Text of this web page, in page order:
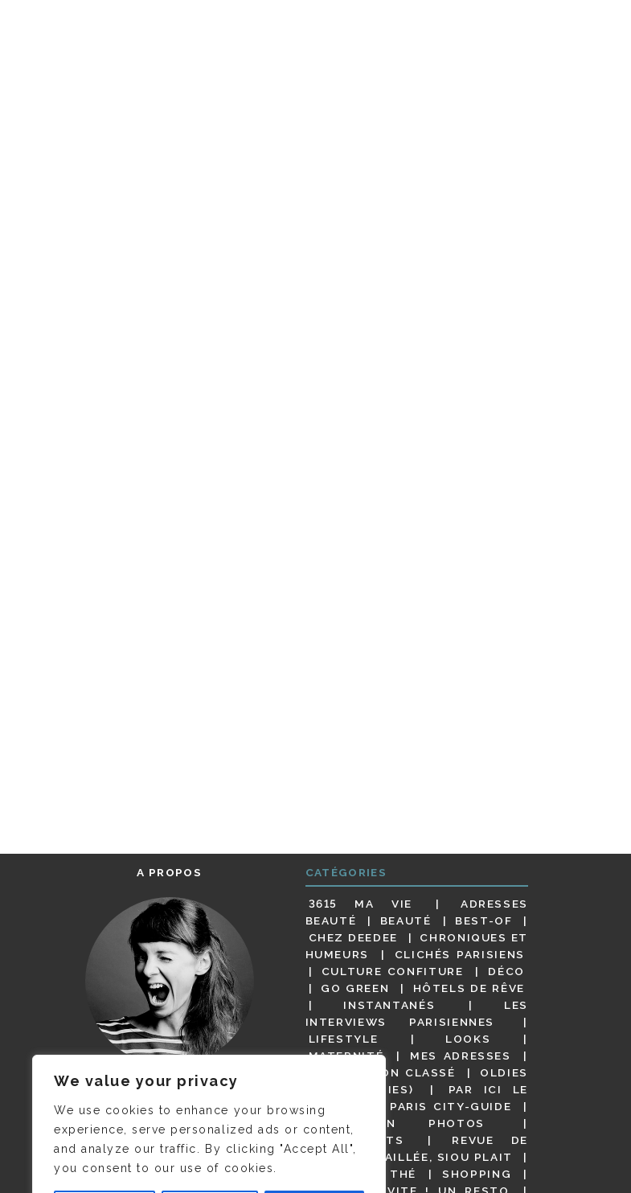
We value your privacy
We use cookies to enhance your browsing
experience, serve personalized ads or content,
and analyze our traffic. By clicking "Accept All",
you consent to our use of cookies.
A PROPOS
JE M’APPELLE DELPHINE MAIS
C’EST ©CAMILLE COLLIN QUI A
PRIS CETTE PHOTO !
CATÉGORIES
3615 MA VIE
ADRESSES
BEAUTÉ
BEAUTÉ
BEST-OF
CHEZ DEEDEE
CHRONIQUES ET
HUMEURS
CLICHÉS PARISIENS
CULTURE CONFITURE
DÉCO
GO GREEN
HÔTELS DE RÊVE
INSTANTANÉS
LES
INTERVIEWS PARISIENNES
LIFESTYLE
LOOKS
MATERNITÉ
MES ADRESSES
NON CLASSÉ
OLDIES
(BUT GOODIES)
PAR ICI LE
MAGOT !
PARIS CITY-GUIDE
PARIS EN PHOTOS
RESTAURANTS
REVUE DE
PRESSE DÉTAILLÉE, SIOU PLAIT
SALONS DE THÉ
SHOPPING
VIDÉOS
VITE ! UN RESTO